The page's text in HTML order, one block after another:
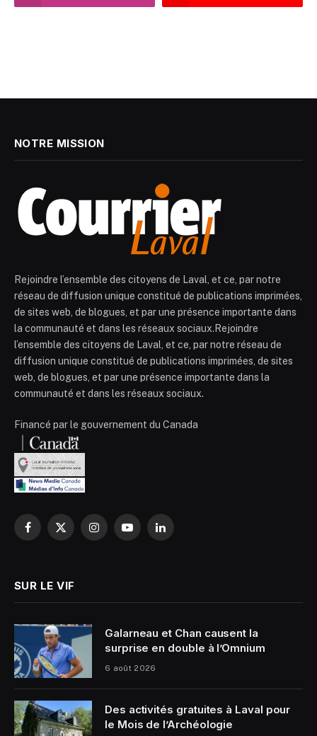
NOTRE MISSION
Rejoindre l’ensemble des citoyens de Laval, et ce, par notre
réseau de diffusion unique constitué de publications imprimées,
de sites web, de blogues, et par une présence importante dans
la communauté et dans les réseaux sociaux.Rejoindre
l’ensemble des citoyens de Laval, et ce, par notre réseau de
diffusion unique constitué de publications imprimées, de sites
web, de blogues, et par une présence importante dans la
communauté et dans les réseaux sociaux.
Financé par le gouvernement du Canada
Facebook
X
InstagramYouTubeLinkedIn
SUR LE VIF
Galarneau et Chan causent la
surprise en double à l’Omnium
6 août 2026
Des activités gratuites à Laval pour
le Mois de l’Archéologie